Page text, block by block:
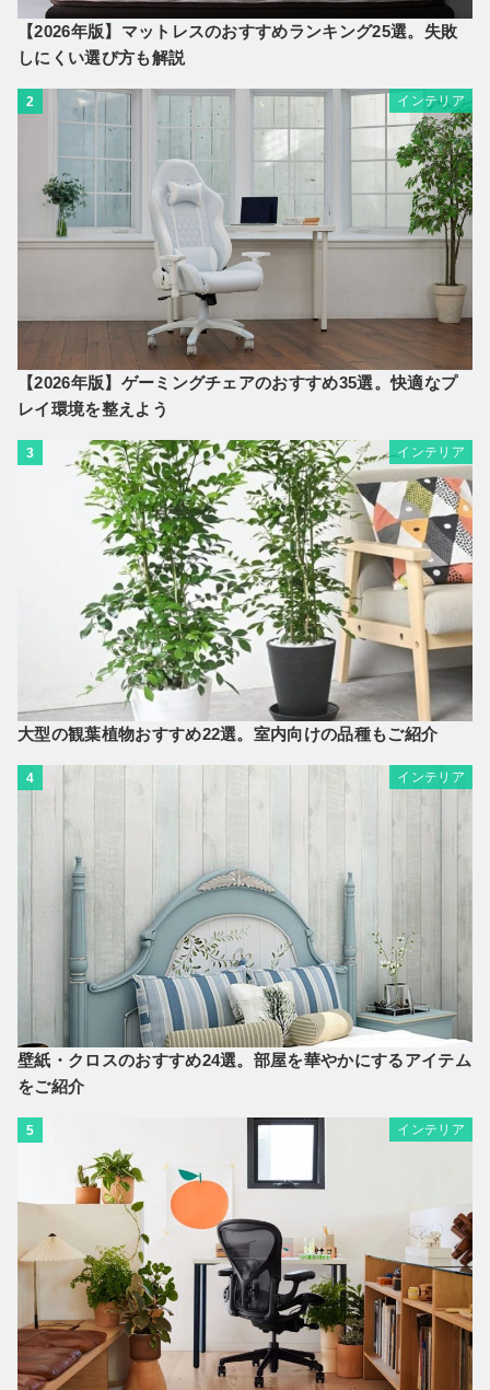
【2026年版】マットレスのおすすめランキング25選。失敗
しにくい選び方も解説
2 インテリア
【2026年版】ゲーミングチェアのおすすめ35選。快適なプ
レイ環境を整えよう
3 インテリア
大型の観葉植物おすすめ22選。室内向けの品種もご紹介
4 インテリア
壁紙・クロスのおすすめ24選。部屋を華やかにするアイテム
をご紹介
5 インテリア